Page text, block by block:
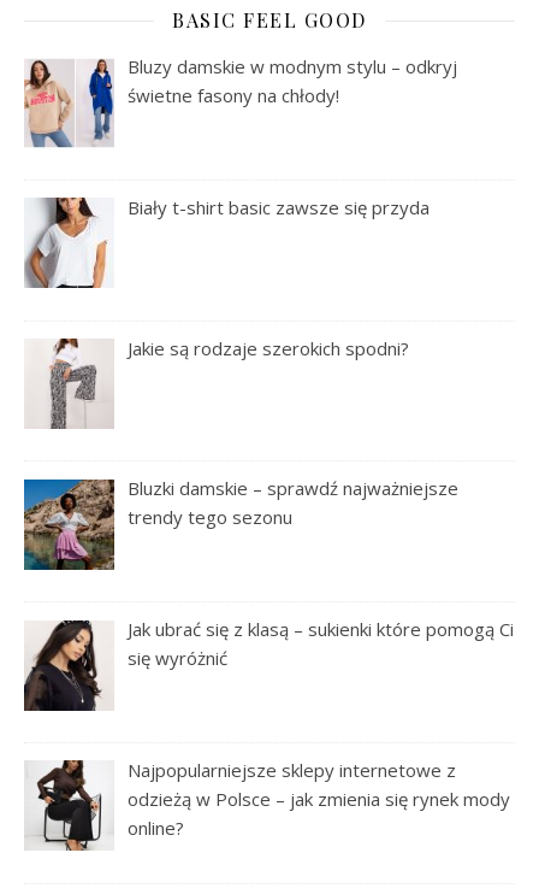
BASIC FEEL GOOD
Bluzy damskie w modnym stylu – odkryj
świetne fasony na chłody!
Biały t-shirt basic zawsze się przyda
Jakie są rodzaje szerokich spodni?
Bluzki damskie – sprawdź najważniejsze
trendy tego sezonu
Jak ubrać się z klasą – sukienki które pomogą Ci
się wyróżnić
Najpopularniejsze sklepy internetowe z
odzieżą w Polsce – jak zmienia się rynek mody
online?